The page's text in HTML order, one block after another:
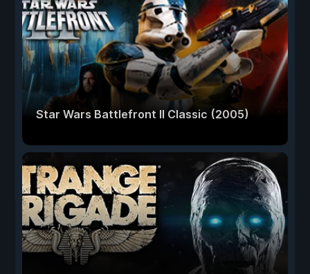
Star Wars Battlefront II Classic (2005)